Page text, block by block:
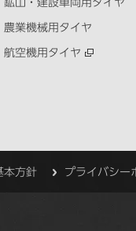
鉱山・建設車両用タイヤ
農業機械用タイヤ
航空機用タイヤ
本方針 プライバシー